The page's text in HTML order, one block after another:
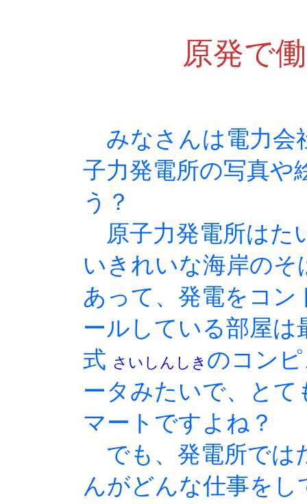
原発で
みなさんは電力会
子力発電所の写真や
う？
原子力発電所はた
いきれいな海岸のそ
あって、発電をコン
ールしている部屋は
式 さいしんしき のコン
ータみたいで、とて
マートですよね？
でも、発電所では
んがどんな仕事を